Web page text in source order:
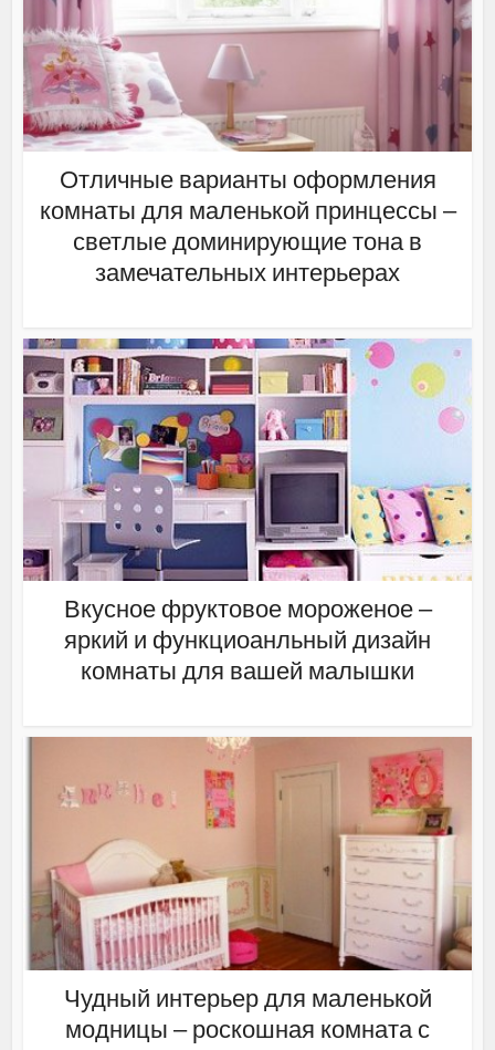
Отличные варианты оформления
комнаты для маленькой принцессы –
светлые доминирующие тона в
замечательных интерьерах
Вкусное фруктовое мороженое –
яркий и функциоанльный дизайн
комнаты для вашей малышки
Чудный интерьер для маленькой
модницы – роскошная комната с